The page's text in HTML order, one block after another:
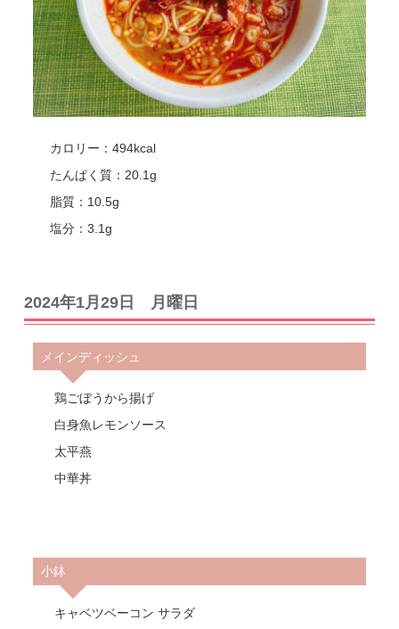
カロリー：494kcal
たんぱく質：20.1g
脂質：10.5g
塩分：3.1g
2024年1月29日 月曜日
メインディッシュ
鶏ごぼうから揚げ
白身魚レモンソース
太平燕
中華丼
小鉢
キャベツベーコン サラダ